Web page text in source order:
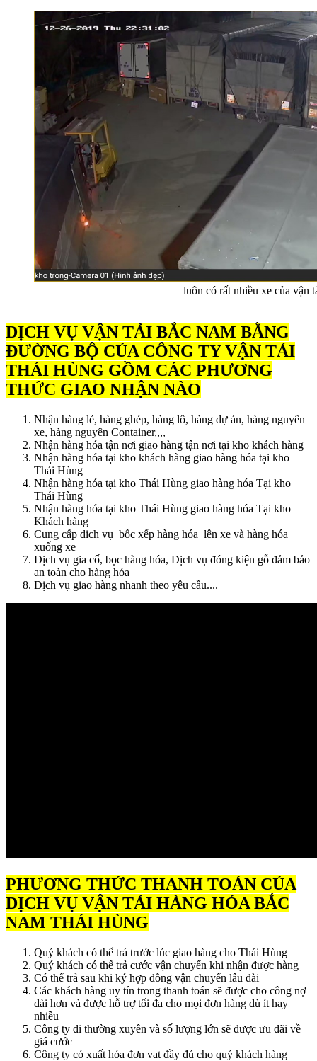
luôn có rất nhiều xe của vận
DỊCH VỤ VẬN TẢI BẮC NAM BẰNG
ĐƯỜNG BỘ CỦA CÔNG TY VẬN TẢI
THÁI HÙNG GỒM CÁC PHƯƠNG
THỨC GIAO NHẬN NÀO
Nhận hàng lẻ, hàng ghép, hàng lô, hàng dự án, hàng nguyên
xe, hàng nguyên Container,,,,
Nhận hàng hóa tận nơi giao hàng tận nơi tại kho khách hàng
Nhận hàng hóa tại kho khách hàng giao hàng hóa tại kho
Thái Hùng
Nhận hàng hóa tại kho Thái Hùng giao hàng hóa Tại kho
Thái Hùng
Nhận hàng hóa tại kho Thái Hùng giao hàng hóa Tại kho
Khách hàng
Cung cấp dich vụ bốc xếp hàng hóa lên xe và hàng hóa
xuống xe
Dịch vụ gia cố, bọc hàng hóa, Dịch vụ đóng kiện gỗ đảm bảo
an toàn cho hàng hóa
Dịch vụ giao hàng nhanh theo yêu cầu....
PHƯƠNG THỨC THANH TOÁN CỦA
DỊCH VỤ VẬN TẢI HÀNG HÓA BẮC
NAM THÁI HÙNG
Quý khách có thể trá trước lúc giao hàng cho Thái Hùng
Quý khách có thể trả cước vận chuyển khi nhận được hàng
Có thể trả sau khi ký hợp đồng vận chuyển lâu dài
Các khách hàng uy tín trong thanh toán sẽ được cho công nợ
dài hơn và được hỗ trợ tối đa cho mọi đơn hàng dù ít hay
nhiều
Công ty đi thường xuyên và số lượng lớn sẽ được ưu đãi về
giá cước
Công ty có xuất hóa đơn vat đầy đủ cho quý khách hàng